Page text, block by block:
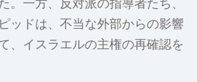
。一方、反対派の指導者たち、
ッドは、不当な外部からの影響
、イスラエルの主権の再確認を